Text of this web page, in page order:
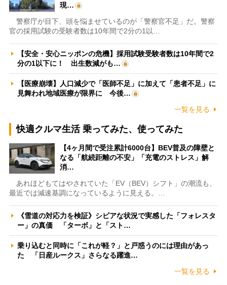
現…
警察庁が目下、頭を悩ませているのが「警察官不足」だ。警察
官の採用試験の受験者数は10年間で2分の1以…
【安全・安心ニッポンの危機】採用試験受験者数は10年間で2
分の1以下に！ 出生数減がも…
【医療崩壊】人口減少で「医師不足」に加えて「患者不足」に
見舞われ地域医療が限界に 今後…
一覧を見る
快適クルマ生活 乗ってみた、使ってみた
【4ヶ月間で受注累計6000台】BEV普及の障壁と
なる「航続距離の不安」「充電のストレス」解
消…
あれほどもてはやされていた「EV（BEV）シフト」の潮流も、
最近では減速基調になっているように見える。…
《雪道の対応力を検証》シビアな状況で実感した「フォレスタ
ー」の真価 「ターボ」と「スト…
乗り込むと同時に「これが軽？」と戸惑うのには理由があっ
た 「日産ルークス」さらなる躍進…
一覧を見る